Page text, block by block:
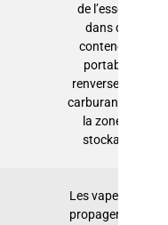
de l’essence
dans des
conteneurs
portables
renversent du
carburant dans
la zone de
stockage.
Les vapeurs se
propagent aux